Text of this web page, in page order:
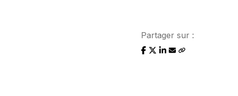
Partager sur :